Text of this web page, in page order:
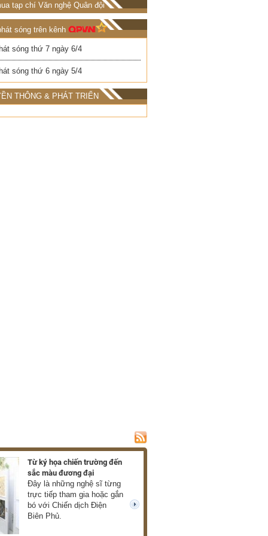
tạp chí Văn nghệ Quân đội
sóng trên kênh
sóng thứ 7 ngày 6/4
sóng thứ 6 ngày 5/4
THÔNG & PHÁT TRIỂN
Từ ký họa chiến trường đến
sắc màu đương đại
Đây là những nghệ sĩ từng
trực tiếp tham gia hoặc gắn
bó với Chiến dịch Điện
Biên Phủ.
next